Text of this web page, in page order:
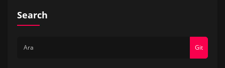
Search
Git